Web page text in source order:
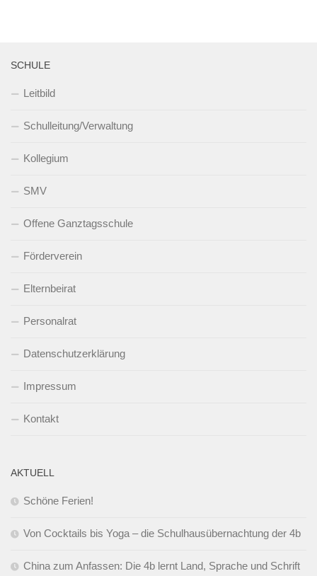
SCHULE
Leitbild
Schulleitung/Verwaltung
Kollegium
SMV
Offene Ganztagsschule
Förderverein
Elternbeirat
Personalrat
Datenschutzerklärung
Impressum
Kontakt
AKTUELL
Schöne Ferien!
Von Cocktails bis Yoga – die Schulhausübernachtung der 4b
China zum Anfassen: Die 4b lernt Land, Sprache und Schrift